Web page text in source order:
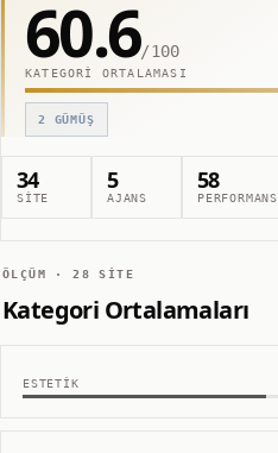
60.6/100
KATEGORI ORTALAMASI
2 GÜMÜŞ
34
SITE
5
AJANS
58
PERFORMANS
ÖLÇÜM ·28 SITE
Kategori Ortalamaları
ESTETIK